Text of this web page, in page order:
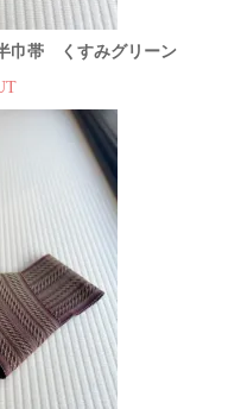
帯 くすみグリーン